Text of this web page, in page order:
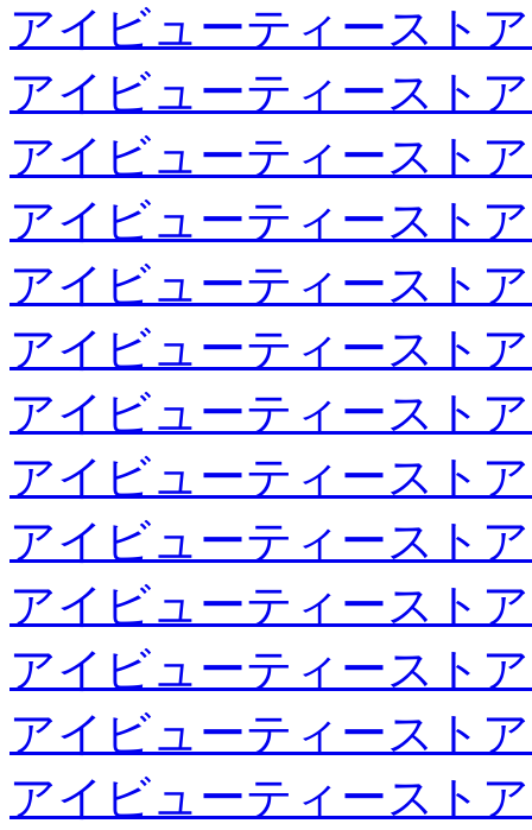
アイビューティースト
アイビューティースト
アイビューティースト
アイビューティースト
アイビューティースト
アイビューティースト
アイビューティースト
アイビューティースト
アイビューティースト
アイビューティースト
アイビューティースト
アイビューティースト
アイビューティースト